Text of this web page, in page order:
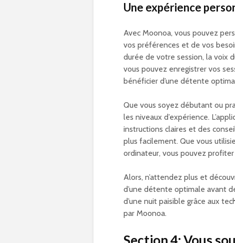
Une expérience
Avec Moonoa, vous pouvez
vos préférences et de vos
durée de votre session, la voix
vous pouvez enregistrer vos
bénéficier d’une détente
Que vous soyez débutant ou
les niveaux d’expérience.
instructions claires et des
plus facilement. Que vous
ordinateur, vous pouvez
Alors, n’attendez plus et
d’une détente optimale avant
d’une nuit paisible grâce aux
par Moonoa.